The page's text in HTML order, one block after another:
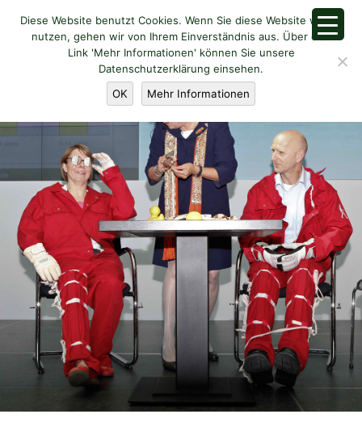
Diese Website benutzt Cookies. Wenn Sie diese Website weiter
nutzen, gehen wir von Ihrem Einverständnis aus. Über den
Link 'Mehr Informationen' können Sie unsere
Datenschutzerklärung einsehen.
OK
Mehr Informationen